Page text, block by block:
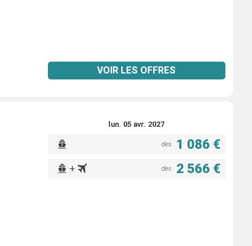
VOIR LES OFFRES
lun. 05 avr. 2027
dès 1 086 €
+ dès 2 566 €